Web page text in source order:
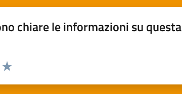
chiare le informazioni su questa